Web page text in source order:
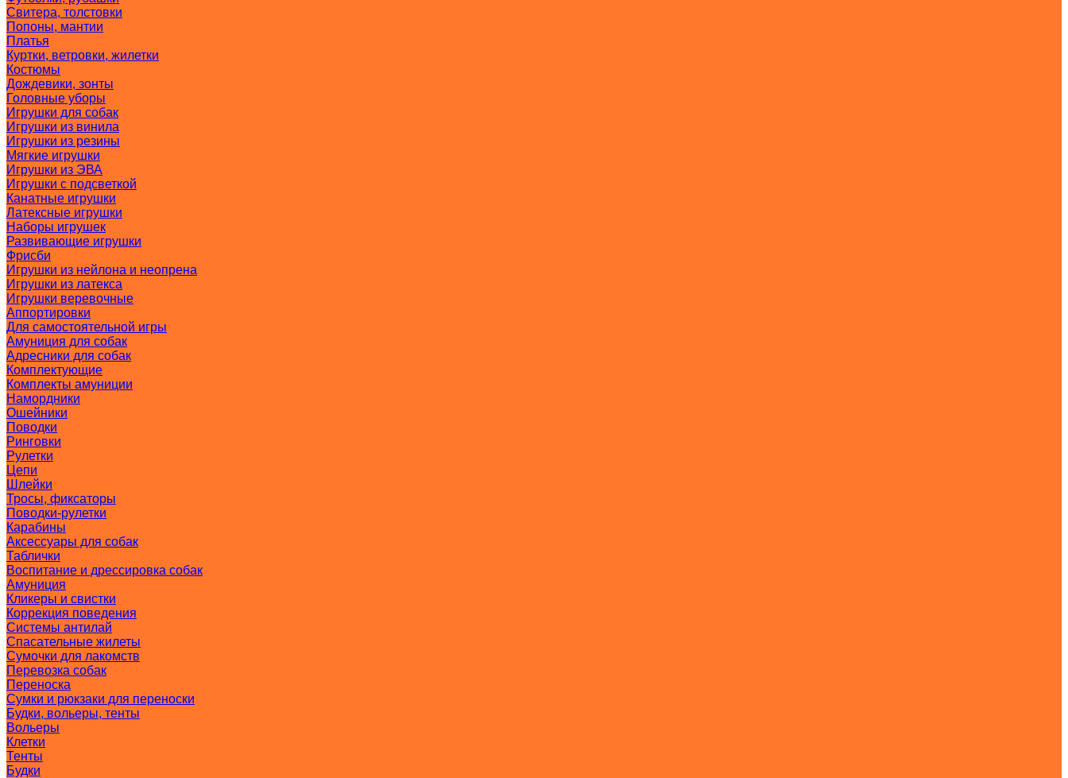
Свитера, толстовки
Попоны, мантии
Платья
Куртки, ветровки, жилетки
Костюмы
Дождевики, зонты
Головные уборы
Игрушки для собак
Игрушки из винила
Игрушки из резины
Мягкие игрушки
Игрушки из ЭВА
Игрушки с подсветкой
Канатные игрушки
Латексные игрушки
Наборы игрушек
Развивающие игрушки
Фрисби
Игрушки из нейлона и неопрена
Игрушки из латекса
Игрушки веревочные
Аппортировки
Для самостоятельной игры
Амуниция для собак
Адресники для собак
Комплектующие
Комплекты амуниции
Намордники
Ошейники
Поводки
Ринговки
Рулетки
Цепи
Шлейки
Тросы, фиксаторы
Поводки-рулетки
Карабины
Аксессуары для собак
Таблички
Воспитание и дрессировка собак
Амуниция
Кликеры и свистки
Коррекция поведения
Системы антилай
Спасательные жилеты
Сумочки для лакомств
Перевозка собак
Переноска
Сумки и рюкзаки для переноски
Будки, вольеры, тенты
Вольеры
Клетки
Тенты
Будки